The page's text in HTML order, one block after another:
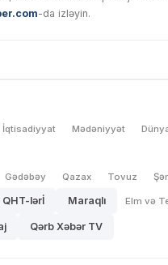
-da izləyin.
İqtisadiyyat Mədəniyyət
Gədəbəy Qazax Tovuz
QHT-lərİ Maraqlı Elm və
Qərb Xəbər TV